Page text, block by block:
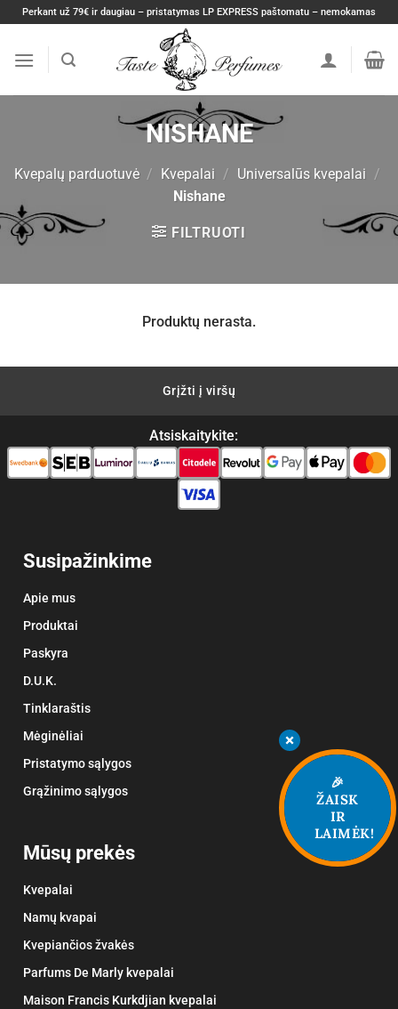
Skip
content
Perkant už 79€ ir daugiau – pristatymas LP EXPRESS paštomatu – nemokamas
NISHANE
Kvepalų parduotuvė / Kvepalai / Universalūs kvepalai /
Nishane
FILTRUOTI
Produktų nerasta.
Grįžti į viršų
Atsiskaitykite:
Susipažinkime
Apie mus
Produktai
Paskyra
D.U.K.
Tinklaraštis
Mėginėliai
Pristatymo sąlygos
Grąžinimo sąlygos
Mūsų prekės
Kvepalai
Namų kvapai
Kvepiančios žvakės
Parfums De Marly kvepalai
Maison Francis Kurkdjian kvepalai
🎉
ŽAISK
IR
LAIMĖK!